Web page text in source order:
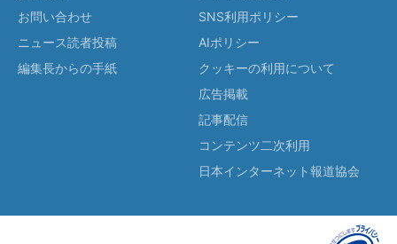
お問い合わせ
ニュース読者投稿
編集長からの手紙
SNS利用ポリシー
AIポリシー
クッキーの利用について
広告掲載
記事配信
コンテンツ二次利用
日本インターネット報道協会